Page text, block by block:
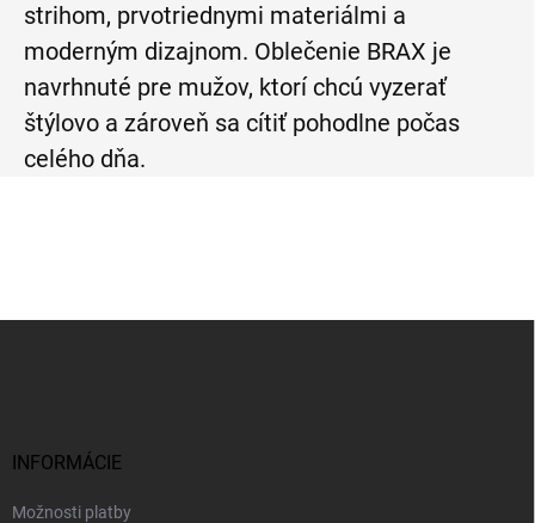
strihom, prvotriednymi materiálmi a
moderným dizajnom. Oblečenie BRAX je
navrhnuté pre mužov, ktorí chcú vyzerať
štýlovo a zároveň sa cítiť pohodlne počas
celého dňa.
INFORMÁCIE
Možnosti platby